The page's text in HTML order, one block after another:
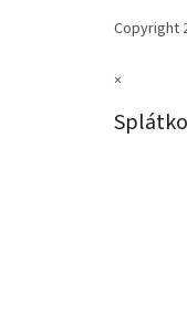
Copyright
×